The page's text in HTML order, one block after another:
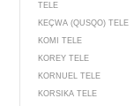
TELE
KEÇWA (QUSQO) TELE
KOMI TELE
KOREY TELE
KORNUEL TELE
KORSIKA TELE